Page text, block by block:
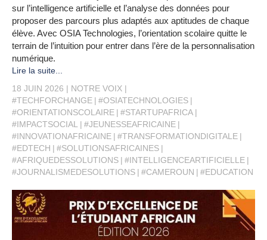
sur l’intelligence artificielle et l’analyse des données pour
proposer des parcours plus adaptés aux aptitudes de chaque
élève. Avec OSIA Technologies, l’orientation scolaire quitte le
terrain de l’intuition pour entrer dans l’ère de la personnalisation
numérique.
Lire la suite...
18 JUIN 2026
NOTRE VOIX
#TECHFORCHANGE
#OSIATECHNOLOGIES
#ORIENTATIONSCOLAIRE
#STARTUPAFRICA
#IMPACTSOCIAL
#JEUNESSEAFRICAINE
#INNOVATIONAFRICAINE
#TRANSFORMATIONDIGITALE
#EDTECH
#SOLUTIONSAFRICAINES
#AFRIQUEDESSOLUTIONS
#INTELLIGENCEARTIFICIELLE
#JOURNALISMEDESOLUTIONS
#CAMEROUN #EDUCATION